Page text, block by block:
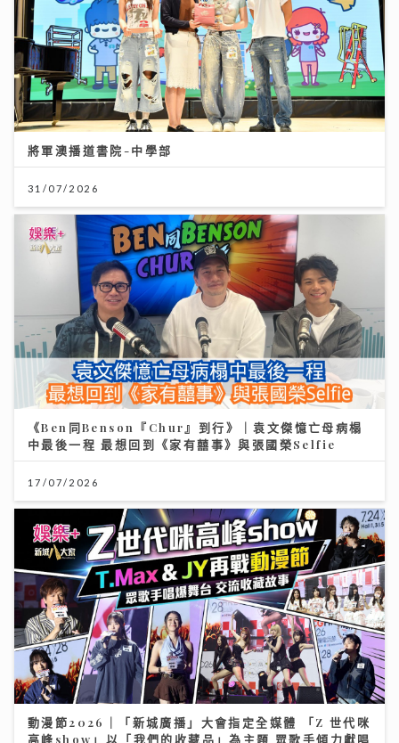
將軍澳播道書院-中學部
31/07/2026
《Ben同Benson『Chur』到行》｜袁文傑憶亡母病榻
中最後一程 最想回到《家有囍事》與張國榮Selfie
17/07/2026
動漫節2026｜「新城廣播」大會指定全媒體 「Z 世代咪
高峰show」以「我們的收藏品」為主題 眾歌手傾力獻唱